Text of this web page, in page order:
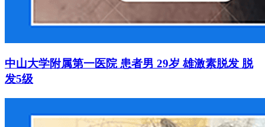
中山大学附属第一医院 患者男 29岁 雄激素脱发 脱
发5级